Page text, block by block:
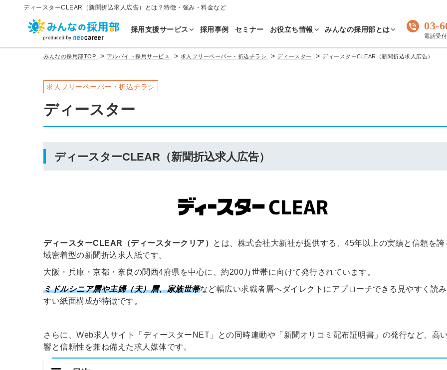
ディースターCLEAR（新聞折込求人広告）とは？特徴・強み・料金など
採用支援サービス 採用事例 セミナー お役立ち情報 みんなの採用部とは 03-
電話受
みんなの採用部TOP > アルバイト採用サービス > 求人フリーペーパー・折込チラシ > ディースター > ディースターCLEAR（新聞折込求人広告）
求人フリーペーパー・折込チラシ
ディースター
ディースターCLEAR（新聞折込求人広告）
ディースターCLEAR（ディースタークリア）
とは、株式会社大新社が提供する、45年以上の実績と信頼を誇
域密着型の新聞折込求人紙です。
大阪・兵庫・京都・奈良の関西4府県を中心に、約200万世帯に向けて発行されています。
ミドルシニア層や主婦（夫）層、家族世帯など幅広い求職者層へダイレクトにアプローチできる見やすく読
すい紙面構成が特徴です。
さらに、Web求人サイト「ディースターNET」との同時連動や「新聞オリコミ配布証明書」の発行など、高
響と信頼性を兼ね備えた求人媒体です。